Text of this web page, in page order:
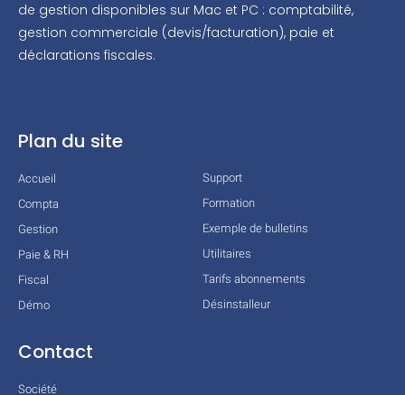
de gestion disponibles sur Mac et PC : comptabilité,
gestion commerciale (devis/facturation), paie et
déclarations fiscales.
Plan du site
Accueil
Compta
Gestion
Paie & RH
Fiscal
Démo
Support
Formation
Exemple de bulletins
Utilitaires
Tarifs abonnements
Désinstalleur
Contact
Société